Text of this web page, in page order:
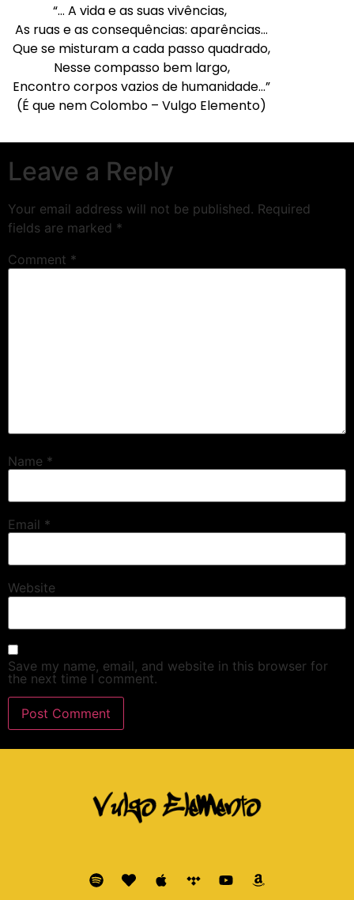
“… A vida e as suas vivências,
As ruas e as consequências: aparências…
Que se misturam a cada passo quadrado,
Nesse compasso bem largo,
Encontro corpos vazios de humanidade…”
(É que nem Colombo – Vulgo Elemento)
Leave a Reply
Your email address will not be published. Required
fields are marked *
Comment *
Name *
Email *
Website
Save my name, email, and website in this browser for
the next time I comment.